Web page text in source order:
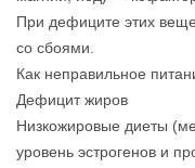
При дефиците этих
со сбоями.
Как неправильное
Дефицит жиров
Низкожировые диеты
уровень эстрогенов и